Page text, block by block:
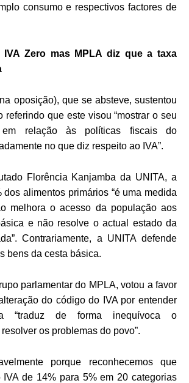
consumo e respectivos factores de
IVA Zero mas MPLA diz que a taxa
oposição), que se absteve, sustentou
referindo que este visou “mostrar o seu
em relação às políticas fiscais do
no que diz respeito ao IVA”.
Florência Kanjamba da UNITA, a
dos alimentos primários “é uma medida
melhora o acesso da população aos
e não resolve o actual estado da
Contrariamente, a UNITA defende
bens da cesta básica.
parlamentar do MPLA, votou a favor
do código do IVA por entender
“traduz de forma inequívoca o
os problemas do povo”.
porque reconhecemos que
IVA de 14% para 5% em 20 categorias